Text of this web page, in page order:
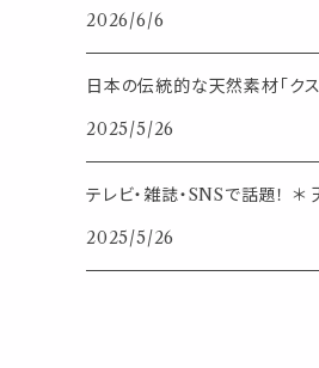
ミニサイズ
大きめサイズ
50個以上の大容量
筆記用具
スマホアイテム
ブレスレット
2026/6/6
日本の伝統的な天然素材「ク
2025/5/26
テレビ・雑誌・SNSで話題！
2025/5/26